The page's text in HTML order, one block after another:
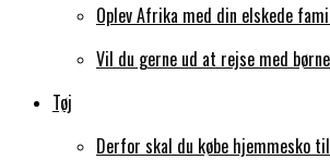
Oplev Afrika med din elskede
Vil du gerne ud at rejse med
Tøj
Derfor skal du købe hjemmesko